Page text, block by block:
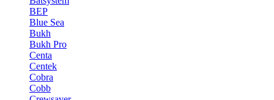
BEP
Blue Sea
Bukh
Bukh Pro
Centa
Centek
Cobra
Cobb